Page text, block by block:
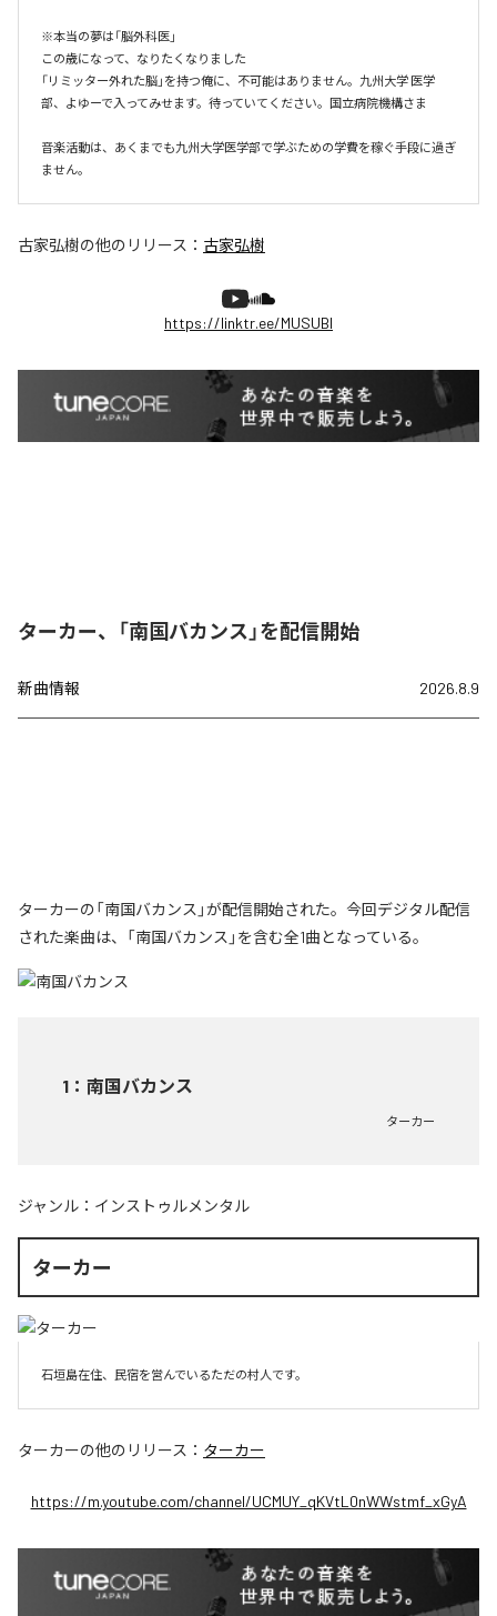
※本当の夢は「脳外科医」
この歳になって、なりたくなりました
「リミッター外れた脳」を持つ俺に、不可能はありません。九州大学 医学
部、よゆーで入ってみせます。待っていてください。国立病院機構さま
音楽活動は、あくまでも九州大学医学部で学ぶための学費を稼ぐ手段に過ぎ
ません。
古家弘樹の他のリリース： 古家弘樹
https://linktr.ee/MUSUBI
ターカー、「南国バカンス」を配信開始
新曲情報 2026.8.9
ターカーの「南国バカンス」が配信開始された。今回デジタル配信
された楽曲は、「南国バカンス」を含む全1曲となっている。
1 ： 南国バカンス
ターカー
ジャンル： インストゥルメンタル
ターカー
石垣島在住、民宿を営んでいるただの村人です。
ターカーの他のリリース： ターカー
https://m.youtube.com/channel/UCMUY_qKVtL0nWWstmf_xGyA